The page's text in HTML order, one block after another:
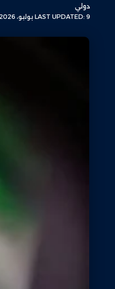
LAST UPDATED: 9 يوليو، 2026 2:19 ص
دولي